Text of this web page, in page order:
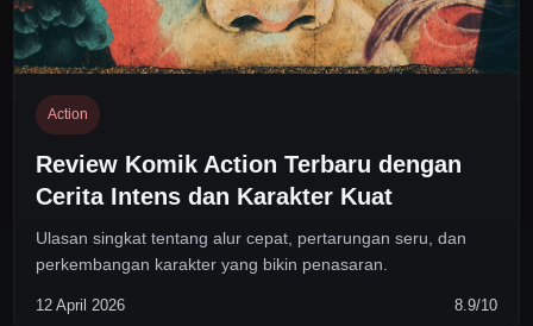
Action
Review Komik Action Terbaru dengan
Cerita Intens dan Karakter Kuat
Ulasan singkat tentang alur cepat, pertarungan seru, dan
perkembangan karakter yang bikin penasaran.
12 April 2026 8.9/10